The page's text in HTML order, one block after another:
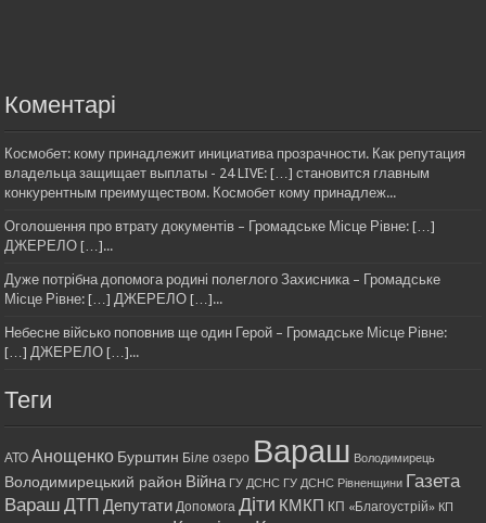
Коментарі
Космобет: кому принадлежит инициатива прозрачности. Как репутация
владельца защищает выплаты - 24 LIVE: […] становится главным
конкурентным преимуществом. Космобет кому принадлеж...
Оголошення про втрату документів – Громадське Місце Рівне: […]
ДЖЕРЕЛО […]...
Дуже потрібна допомога родині полеглого Захисника – Громадське
Місце Рівне: […] ДЖЕРЕЛО […]...
Небесне військо поповнив ще один Герой – Громадське Місце Рівне:
[…] ДЖЕРЕЛО […]...
Теги
АТО Анощенко Бурштин Біле озеро Вараш Володимирець
Володимирецький район Війна ГУ ДСНС ГУ ДСНС Рівненщини Газета
Вараш ДТП Депутати Допомога Діти КМКП КП «Благоустрій» КП